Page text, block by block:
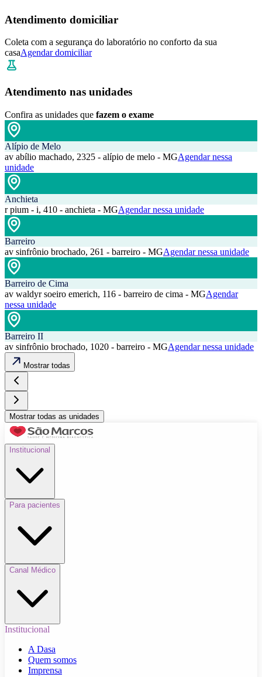
Atendimento domiciliar
Coleta com a segurança do laboratório no conforto da sua
casaAgendar domiciliar
Atendimento nas unidades
Confira as unidades que fazem o exame
Alípio de Melo
av abílio machado, 2325 - alípio de melo - MGAgendar nessa
unidade
Anchieta
r pium - i, 410 - anchieta - MGAgendar nessa unidade
Barreiro
av sinfrônio brochado, 261 - barreiro - MGAgendar nessa unidade
Barreiro de Cima
av waldyr soeiro emerich, 116 - barreiro de cima - MGAgendar
nessa unidade
Barreiro II
av sinfrônio brochado, 1020 - barreiro - MGAgendar nessa unidade
Mostrar todas
Mostrar todas as unidades
Institucional
Para pacientes
Canal Médico
Institucional
A Dasa
Quem somos
Imprensa